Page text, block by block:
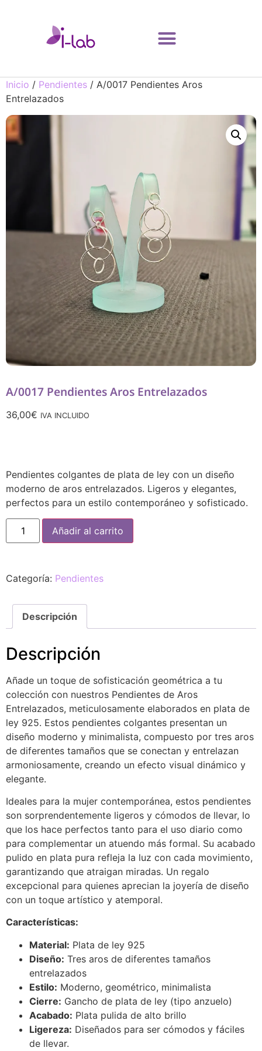
Inicio / Pendientes / A/0017 Pendientes Aros
Entrelazados
A/0017 Pendientes Aros Entrelazados
36,00€ IVA INCLUIDO
Pendientes colgantes de plata de ley con un diseño
moderno de aros entrelazados. Ligeros y elegantes,
perfectos para un estilo contemporáneo y sofisticado.
Añadir al carrito
Categoría: Pendientes
Descripción
Descripción
Añade un toque de sofisticación geométrica a tu
colección con nuestros Pendientes de Aros
Entrelazados, meticulosamente elaborados en plata de
ley 925. Estos pendientes colgantes presentan un
diseño moderno y minimalista, compuesto por tres aros
de diferentes tamaños que se conectan y entrelazan
armoniosamente, creando un efecto visual dinámico y
elegante.
Ideales para la mujer contemporánea, estos pendientes
son sorprendentemente ligeros y cómodos de llevar, lo
que los hace perfectos tanto para el uso diario como
para complementar un atuendo más formal. Su acabado
pulido en plata pura refleja la luz con cada movimiento,
garantizando que atraigan miradas. Un regalo
excepcional para quienes aprecian la joyería de diseño
con un toque artístico y atemporal.
Características:
Material: Plata de ley 925
Diseño: Tres aros de diferentes tamaños
entrelazados
Estilo: Moderno, geométrico, minimalista
Cierre: Gancho de plata de ley (tipo anzuelo)
Acabado: Plata pulida de alto brillo
Ligereza: Diseñados para ser cómodos y fáciles
de llevar.